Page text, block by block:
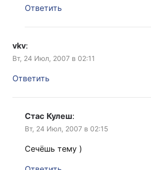
Ответить
vkv:
Вт, 24 Июл, 2007 в 02:11
Ответить
Стас Кулеш:
Вт, 24 Июл, 2007 в 02:15
Сечёшь тему )